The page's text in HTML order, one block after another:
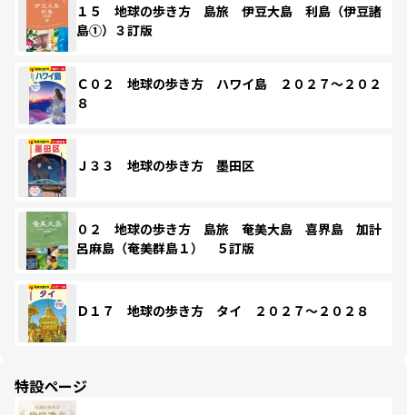
１５ 地球の歩き方 島旅 伊豆大島 利島（伊豆諸
島①）３訂版
Ｃ０２ 地球の歩き方 ハワイ島 ２０２７～２０２
８
Ｊ３３ 地球の歩き方 墨田区
０２ 地球の歩き方 島旅 奄美大島 喜界島 加計
呂麻島（奄美群島１） ５訂版
Ｄ１７ 地球の歩き方 タイ ２０２７～２０２８
特設ページ